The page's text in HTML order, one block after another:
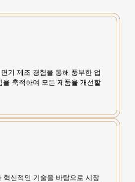
기 제조 경험을 통해 풍부한 업
을 축적하여 모든 제품을 개선할
혁신적인 기술을 바탕으로 시장